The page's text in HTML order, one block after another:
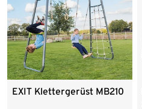
EXIT Klettergerüst MB210